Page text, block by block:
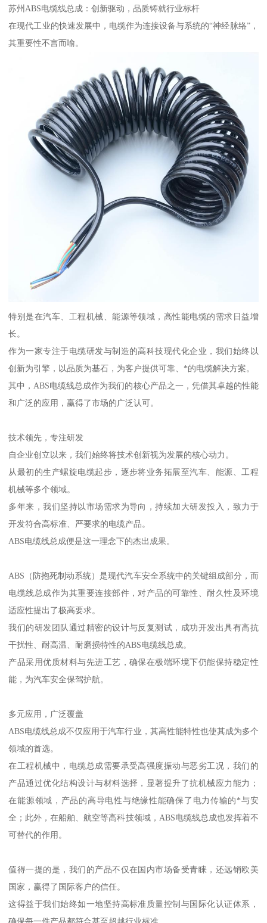
苏州ABS电缆线总成：创新驱动，品质铸就行业标杆
在现代工业的快速发展中，电缆作为连接设备与系统的“神经脉络”，
其重要性不言而喻。
特别是在汽车、工程机械、能源等领域，高性能电缆的需求日益增
长。
作为一家专注于电缆研发与制造的高科技现代化企业，我们始终以
创新为引擎，以品质为基石，为客户提供可靠、*的电缆解决方案。
其中，ABS电缆线总成作为我们的核心产品之一，凭借其卓越的性能
和广泛的应用，赢得了市场的广泛认可。
技术领先，专注研发
自企业创立以来，我们始终将技术创新视为发展的核心动力。
从最初的生产螺旋电缆起步，逐步将业务拓展至汽车、能源、工程
机械等多个领域。
多年来，我们坚持以市场需求为导向，持续加大研发投入，致力于
开发符合高标准、严要求的电缆产品。
ABS电缆线总成便是这一理念下的杰出成果。
ABS（防抱死制动系统）是现代汽车安全系统中的关键组成部分，而
电缆线总成作为其重要连接部件，对产品的可靠性、耐久性及环境
适应性提出了极高要求。
我们的研发团队通过精密的设计与反复测试，成功开发出具有高抗
干扰性、耐高温、耐磨损特性的ABS电缆线总成。
产品采用优质材料与先进工艺，确保在极端环境下仍能保持稳定性
能，为汽车安全保驾护航。
多元应用，广泛覆盖
ABS电缆线总成不仅应用于汽车行业，其高性能特性也使其成为多个
领域的首选。
在工程机械中，电缆总成需要承受高强度振动与恶劣工况，我们的
产品通过优化结构设计与材料选择，显著提升了抗机械应力能力；
在能源领域，产品的高导电性与绝缘性能确保了电力传输的*与安
全；此外，在船舶、航空等高科技领域，ABS电缆线总成也发挥着不
可替代的作用。
值得一提的是，我们的产品不仅在国内市场备受青睐，还远销欧美
国家，赢得了国际客户的信任。
这得益于我们始终如一地坚持高标准质量控制与国际化认证体系，
确保每一件产品都符合甚至超越行业标准。